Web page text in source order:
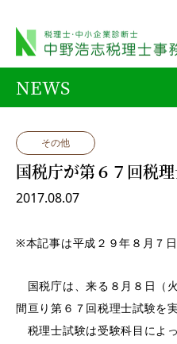
NEWS
その他
国税庁が第６７回税
2017.08.07
※本記事は平成２９年８月７日
国税庁は、来る８月８日（
間亘り第６７回税理士試験を
税理士試験は受験科目によ